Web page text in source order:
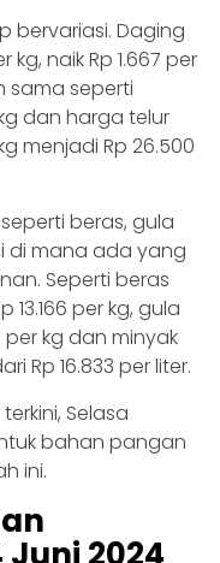
bervariasi. Daging
kg, naik Rp 1.667 per
sama seperti
dan harga telur
menjadi Rp 26.500
beras, gula
di mana ada yang
Seperti beras
13.166 per kg, gula
per kg dan minyak
Rp 16.833 per liter.
Selasa
bahan pangan
ini.